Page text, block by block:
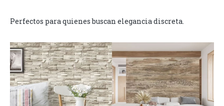
Perfectos para quienes buscan elegancia discreta.